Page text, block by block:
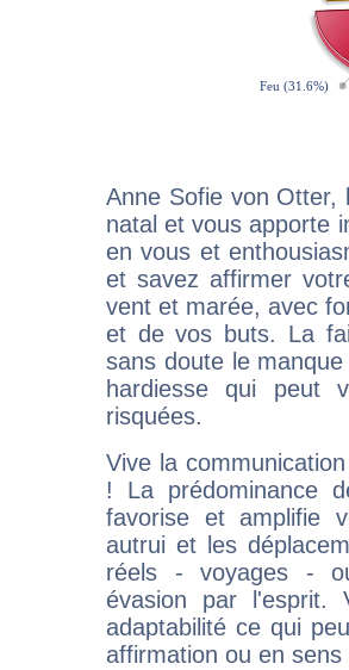
Anne Sofie von Otter,
natal et vous apporte
en vous et
et savez affirmer
vent et marée, avec
et de vos buts. La
sans doute le
hardiesse qui peut
risquées.
Vive la
! La prédominance
favorise et amplifie
autrui et les
réels - voyages -
évasion par l'esprit.
adaptabilité ce qui
affirmation ou en